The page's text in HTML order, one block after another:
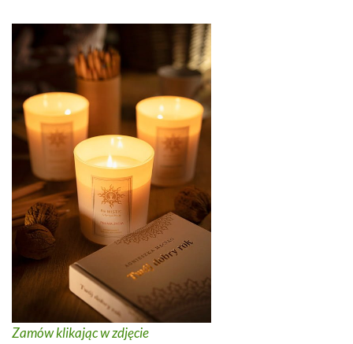
Zamów klikając w zdjęcie